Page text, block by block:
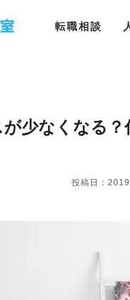
転職相談
少なくなる
投稿日：